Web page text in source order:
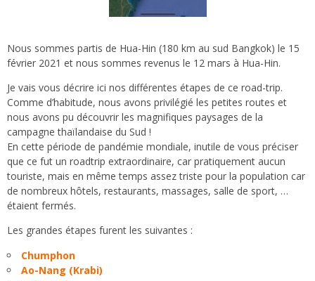
Nous sommes partis de Hua-Hin (180 km au sud Bangkok) le 15
février 2021 et nous sommes revenus le 12 mars à Hua-Hin.
Je vais vous décrire ici nos différentes étapes de ce road-trip.
Comme d’habitude, nous avons privilégié les petites routes et
nous avons pu découvrir les magnifiques paysages de la
campagne thaïlandaise du Sud !
En cette période de pandémie mondiale, inutile de vous préciser
que ce fut un roadtrip extraordinaire, car pratiquement aucun
touriste, mais en même temps assez triste pour la population car
de nombreux hôtels, restaurants, massages, salle de sport, …
étaient fermés.
Les grandes étapes furent les suivantes :
Chumphon
Ao-Nang (Krabi)